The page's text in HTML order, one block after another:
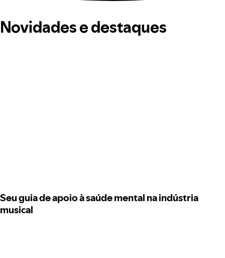
Novidades e destaques
Seu guia de apoio à saúde mental na indústria
musical